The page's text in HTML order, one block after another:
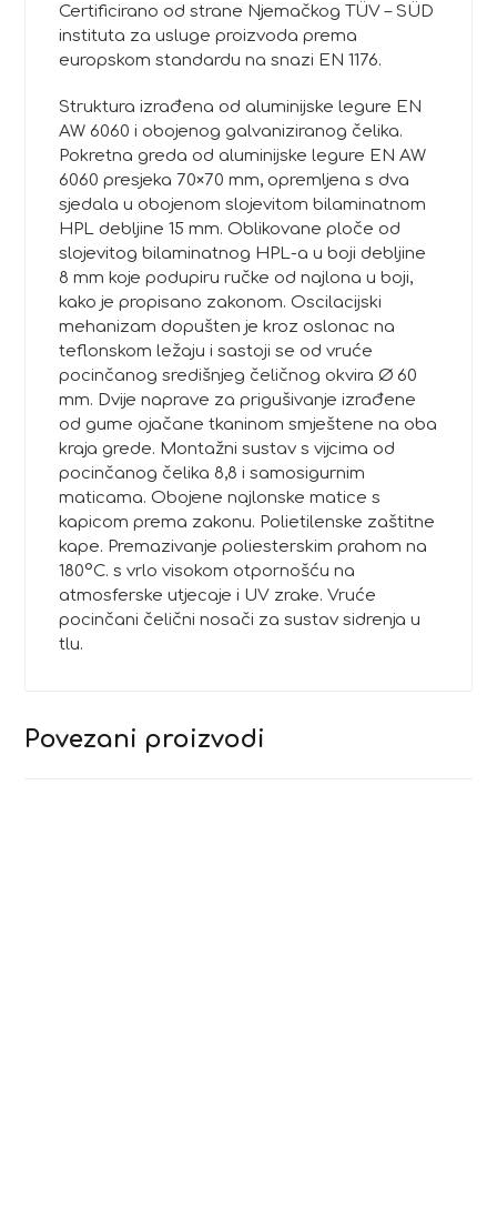
Certificirano od strane Njemačkog TÜV – SÜD
instituta za usluge proizvoda prema
europskom standardu na snazi EN 1176.
Struktura izrađena od aluminijske legure EN
AW 6060 i obojenog galvaniziranog čelika.
Pokretna greda od aluminijske legure EN AW
6060 presjeka 70×70 mm, opremljena s dva
sjedala u obojenom slojevitom bilaminatnom
HPL debljine 15 mm. Oblikovane ploče od
slojevitog bilaminatnog HPL-a u boji debljine
8 mm koje podupiru ručke od najlona u boji,
kako je propisano zakonom. Oscilacijski
mehanizam dopušten je kroz oslonac na
teflonskom ležaju i sastoji se od vruće
pocinčanog središnjeg čeličnog okvira Ø 60
mm. Dvije naprave za prigušivanje izrađene
od gume ojačane tkaninom smještene na oba
kraja grede. Montažni sustav s vijcima od
pocinčanog čelika 8,8 i samosigurnim
maticama. Obojene najlonske matice s
kapicom prema zakonu. Polietilenske zaštitne
kape. Premazivanje poliesterskim prahom na
180°C. s vrlo visokom otpornošću na
atmosferske utjecaje i UV zrake. Vruće
pocinčani čelični nosači za sustav sidrenja u
tlu.
Povezani proizvodi